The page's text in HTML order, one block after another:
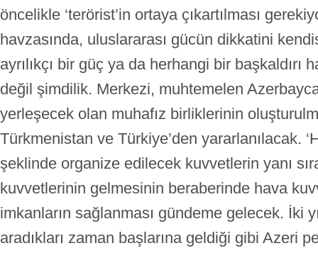
öncelikle ‘terörist’in ortaya çıkartılması
havzasında, uluslararası gücün dikkatini
ayrılıkçı bir güç ya da herhangi bir başkaldırı
değil şimdilik. Merkezi, muhtemelen
yerleşecek olan muhafız birliklerinin
Türkmenistan ve Türkiye’den yararlanılacak.
şeklinde organize edilecek kuvvetlerin yanı
kuvvetlerinin gelmesinin beraberinde hava
imkanların sağlanması gündeme gelecek. İki
aradıkları zaman başlarına geldiği gibi Azeri